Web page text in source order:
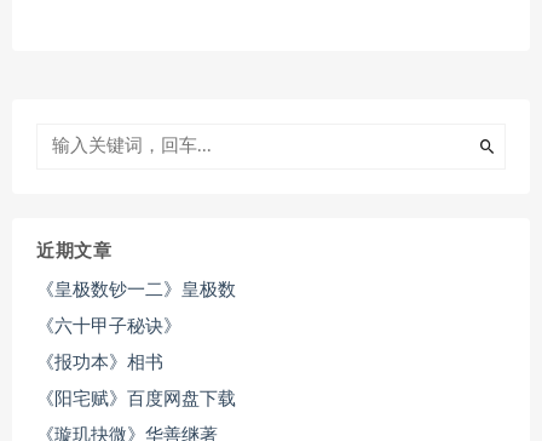
近期文章
《皇极数钞一二》皇极数
《六十甲子秘诀》
《报功本》相书
《阳宅赋》百度网盘下载
《璇玑抉微》华善继著